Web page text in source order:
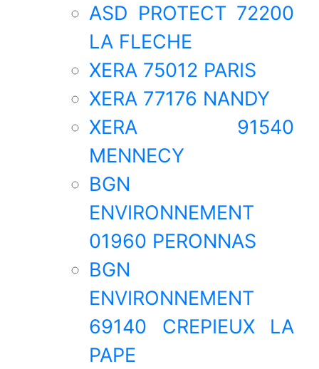
ASD PROTECT 72200
LA FLECHE
XERA 75012 PARIS
XERA 77176 NANDY
XERA 91540
MENNECY
BGN
ENVIRONNEMENT
01960 PERONNAS
BGN
ENVIRONNEMENT
69140 CREPIEUX LA
PAPE